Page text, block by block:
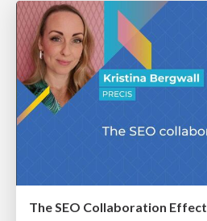
The SEO Collaboration Effect